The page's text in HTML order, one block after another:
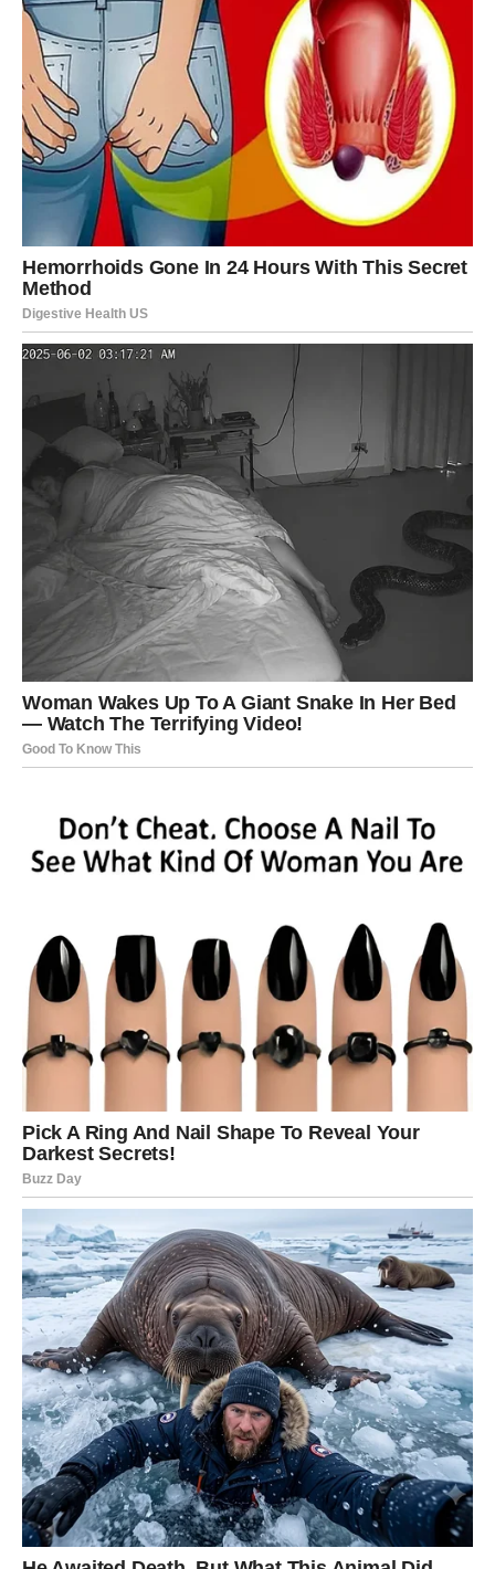
zdravih sastojaka!
PREUZMITE BESPLATNO!
⋆ KNJIGA SA RECEPTIMA ⋆
Upiši svoj email i preuzmi BESPLATNU
knjigu s receptima! Uživaj u jednostavnim
i ukusnim jelima koja će osvojiti tvoje
najdraže.
Jednim klikom preuzmi knjigu s najboljim
receptima!